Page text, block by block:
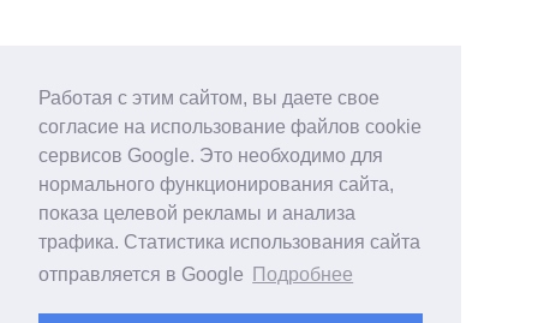
Работая с этим сайтом, вы даете свое
согласие на использование файлов cookie
сервисов Google. Это необходимо для
нормального функционирования сайта,
показа целевой рекламы и анализа
трафика. Статистика использования сайта
отправляется в Google
Подробнее